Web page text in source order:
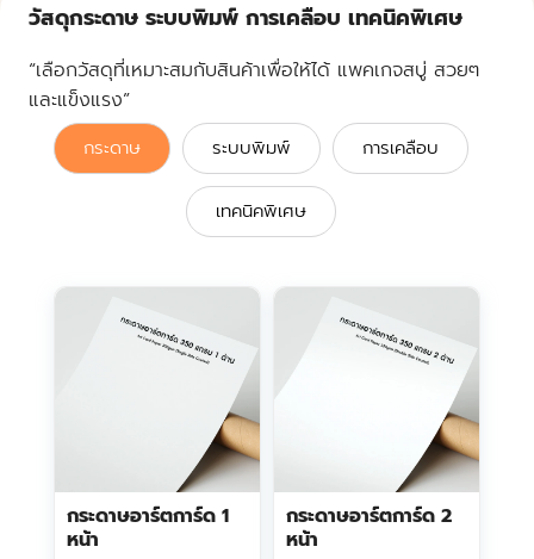
วัสดุกระดาษ ระบบพิมพ์ การเคลือบ เทคนิคพิเศษ
“เลือกวัสดุที่เหมาะสมกับสินค้าเพื่อให้ได้ แพคเกจสบู่ สวยๆ
และแข็งแรง”
กระดาษ ระบบพิมพ์ การเคลือบ
เทคนิคพิเศษ
กระดาษอาร์ตการ์ด 1
หน้า
กระดาษอาร์ตการ์ด 2
หน้า